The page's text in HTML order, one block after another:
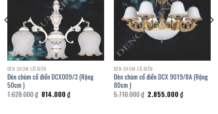
ĐÈN CHÙM CỔ ĐIỂN
Đèn chùm cổ điển DCX009/3 (Rộng
50cm )
1.628.000₫ Giá
gốc
814.000 ₫Giá
hiện
ĐÈN CHÙM CỔ ĐIỂN
Đèn chùm cổ điển DCX 9019/8A (Rộng
80cm )
5.710.000₫ Giá
gốc
2.855.000 ₫Giá
hiện